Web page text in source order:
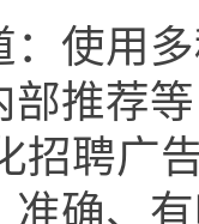
：使用
部推荐
招聘广
准确、